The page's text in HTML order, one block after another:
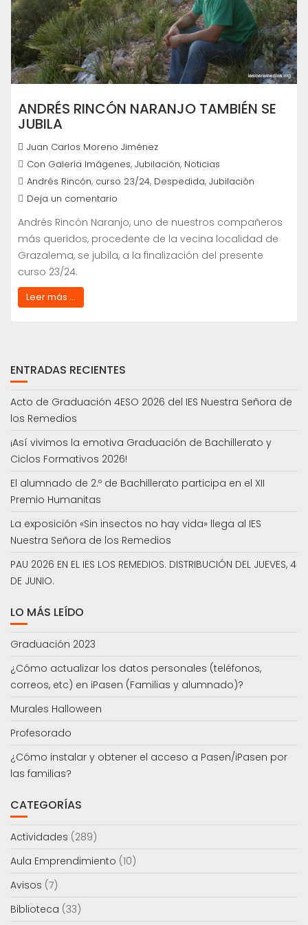
ANDRÉS RINCÓN NARANJO TAMBIÉN SE
JUBILA
Juan Carlos Moreno Jiménez
Con Galería Imágenes, Jubilación, Noticias
Andrés Rincón, curso 23/24, Despedida, Jubilación
Deja un comentario
Andrés Rincón Naranjo, uno de nuestros compañeros
más queridos, procedente de la vecina localidad de
Grazalema, se jubila, a la finalización del presente
curso 23/24.
Leer más ...
ENTRADAS RECIENTES
Acto de Graduación 4ESO 2026 del IES Nuestra Señora de
los Remedios
¡Así vivimos la emotiva Graduación de Bachillerato y
Ciclos Formativos 2026!
El alumnado de 2.º de Bachillerato participa en el XII
Premio Humanitas
La exposición «Sin insectos no hay vida» llega al IES
Nuestra Señora de los Remedios
PAU 2026 EN EL IES LOS REMEDIOS. DISTRIBUCIÓN DEL JUEVES, 4
DE JUNIO.
LO MÁS LEÍDO
Graduación 2023
¿Cómo actualizar los datos personales (teléfonos,
correos, etc) en iPasen (Familias y alumnado)?
Murales Halloween
Profesorado
¿Cómo instalar y obtener el acceso a Pasen/iPasen por
las familias?
CATEGORÍAS
Actividades (289)
Aula Emprendimiento (10)
Avisos (7)
Biblioteca (33)